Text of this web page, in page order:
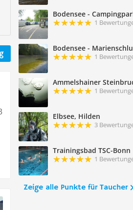
Bodensee -
1
Bodensee -
1
Ammelshainer
1
Elbsee, Hilden
3
Trainingsbad TSC-Bonn
1
Zeige alle Punkte für Taucher